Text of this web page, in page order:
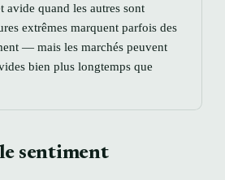
avide quand les autres sont
extrêmes marquent parfois des
— mais les marchés peuvent
bien plus longtemps que
sentiment